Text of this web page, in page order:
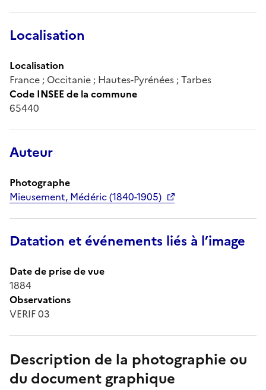
Localisation
Localisation
France ; Occitanie ; Hautes-Pyrénées ; Tarbes
Code INSEE de la commune
65440
Auteur
Photographe
Mieusement, Médéric (1840-1905)
Datation et événements liés à l’image
Date de prise de vue
1884
Observations
VERIF 03
Description de la photographie ou
du document graphique